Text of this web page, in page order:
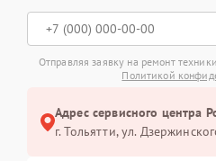
Отправляя заявку на ремонт
Политикой
Адрес сервисного центра
г. Тольятти, ул.